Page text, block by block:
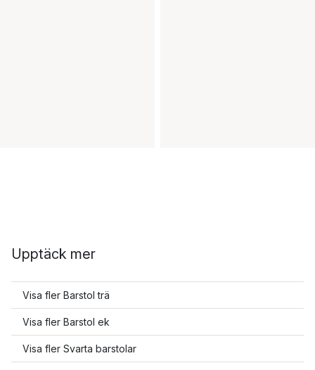
Upptäck mer
Visa fler Barstol trä
Visa fler Barstol ek
Visa fler Svarta barstolar